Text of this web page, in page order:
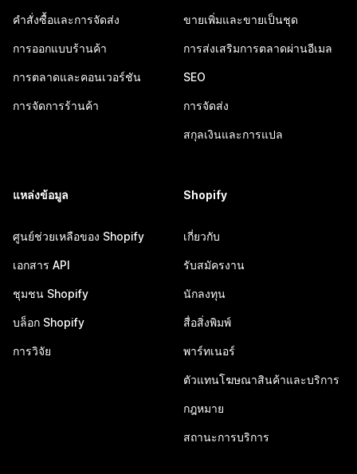
คำสั่งซื้อและการจัดส่ง
การออกแบบร้านค้า
การตลาดและคอนเวอร์ชัน
การจัดการร้านค้า
ขายเพิ่มและขายเป็นชุด
การส่งเสริมการตลาดผ่านอีเมล
SEO
การจัดส่ง
สกุลเงินและการแปล
แหล่งข้อมูล
ศูนย์ช่วยเหลือของ Shopify
เอกสาร API
ชุมชน Shopify
บล็อก Shopify
การวิจัย
Shopify
เกี่ยวกับ
รับสมัครงาน
นักลงทุน
สื่อสิ่งพิมพ์
พาร์ทเนอร์
ตัวแทนโฆษณาสินค้าและบริการ
กฎหมาย
สถานะการบริการ